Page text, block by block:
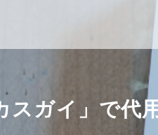
スガイ」で代